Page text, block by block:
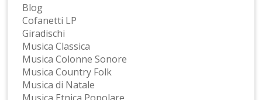
Blog
Cofanetti LP
Giradischi
Musica Classica
Musica Colonne Sonore
Musica Country Folk
Musica di Natale